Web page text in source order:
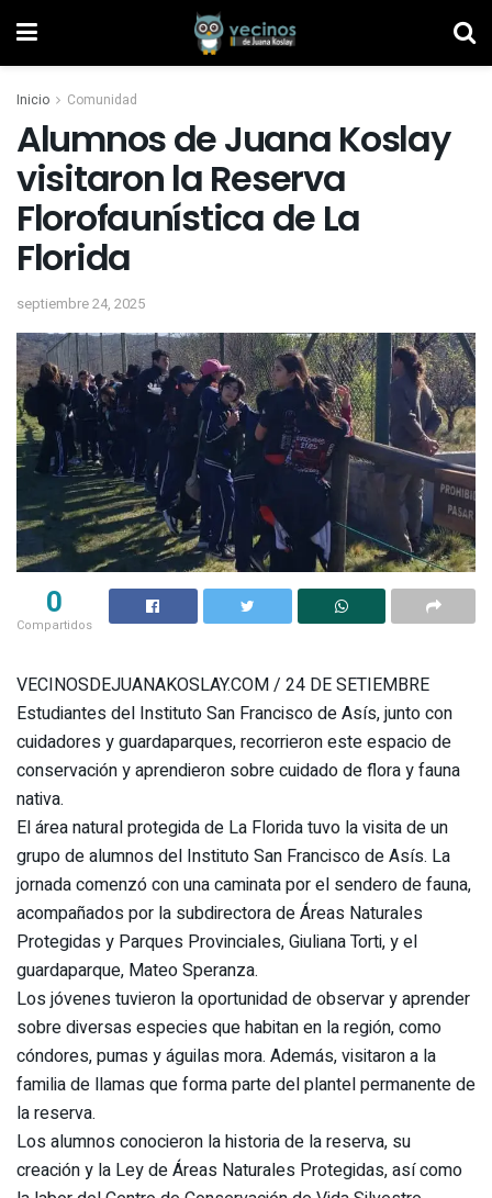
Inicio Comunidad
Alumnos de Juana Koslay
visitaron la Reserva
Florofaunística de La
Florida
septiembre 24, 2025
0
Compartidos
VECINOSDEJUANAKOSLAY.COM / 24 DE SETIEMBRE
Estudiantes del Instituto San Francisco de Asís, junto con
cuidadores y guardaparques, recorrieron este espacio de
conservación y aprendieron sobre cuidado de flora y fauna
nativa.
El área natural protegida de La Florida tuvo la visita de un
grupo de alumnos del Instituto San Francisco de Asís. La
jornada comenzó con una caminata por el sendero de fauna,
acompañados por la subdirectora de Áreas Naturales
Protegidas y Parques Provinciales, Giuliana Torti, y el
guardaparque, Mateo Speranza.
Los jóvenes tuvieron la oportunidad de observar y aprender
sobre diversas especies que habitan en la región, como
cóndores, pumas y águilas mora. Además, visitaron a la
familia de llamas que forma parte del plantel permanente de
la reserva.
Los alumnos conocieron la historia de la reserva, su
creación y la Ley de Áreas Naturales Protegidas, así como